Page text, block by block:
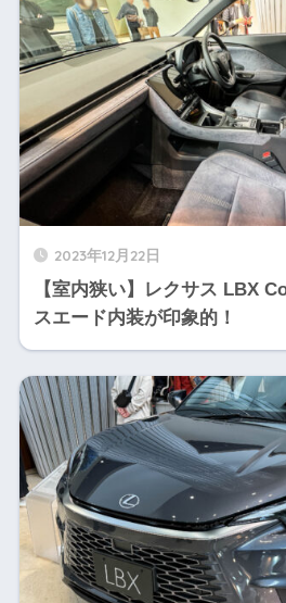
2023年12月22日
【室内狭い】レクサス LBX
スエード内装が印象的！